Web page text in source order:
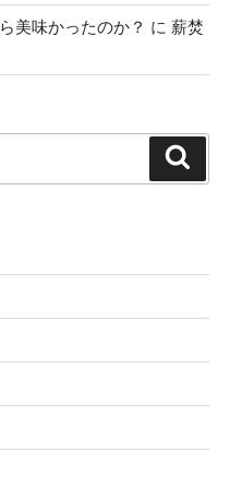
美味かったのか？ に 薪焚